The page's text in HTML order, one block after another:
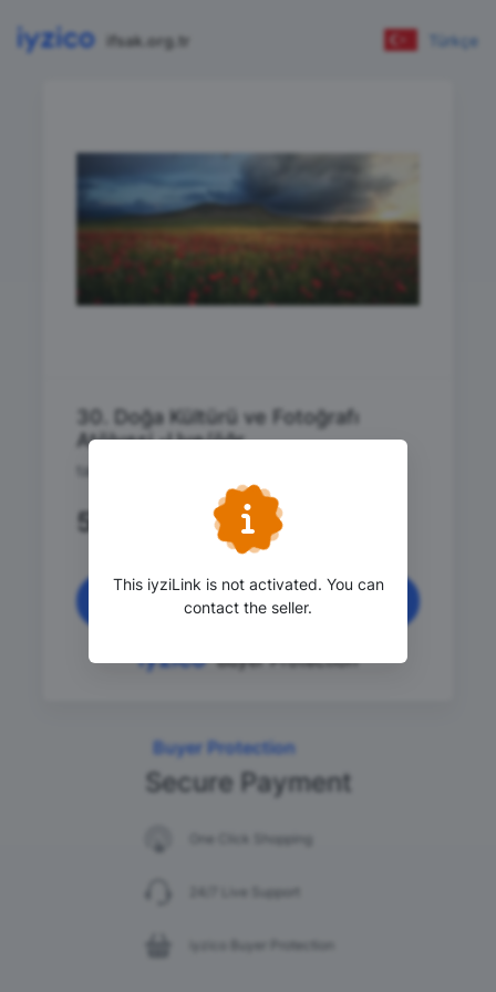
ifsak.org.tr Türkçe
30. Doğa Kültürü ve Fotoğrafı
Atölyesi -Uye/öğr.
taksit
5,520 .00 TRY
Continue
Buyer Protection
Buyer Protection
Secure Payment
One Click Shopping
iyzico Buyer Protection
This iyziLink is not activated. You can
contact the seller.